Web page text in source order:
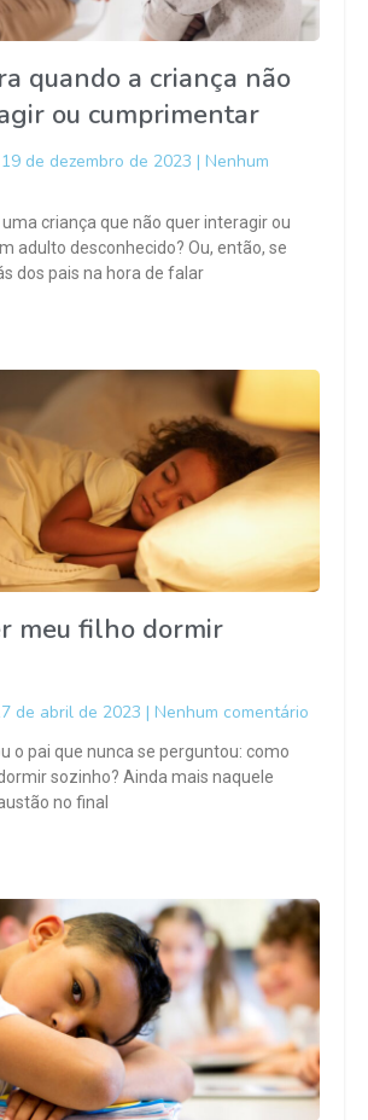
quando a criança não
ou cumprimentar
19 de dezembro de 2023
Nenhum
criança que não quer interagir ou
adulto desconhecido? Ou, então, se
dos pais na hora de falar
meu filho dormir
de abril de 2023 Nenhum comentário
o pai que nunca se perguntou: como
sozinho? Ainda mais naquele
no final